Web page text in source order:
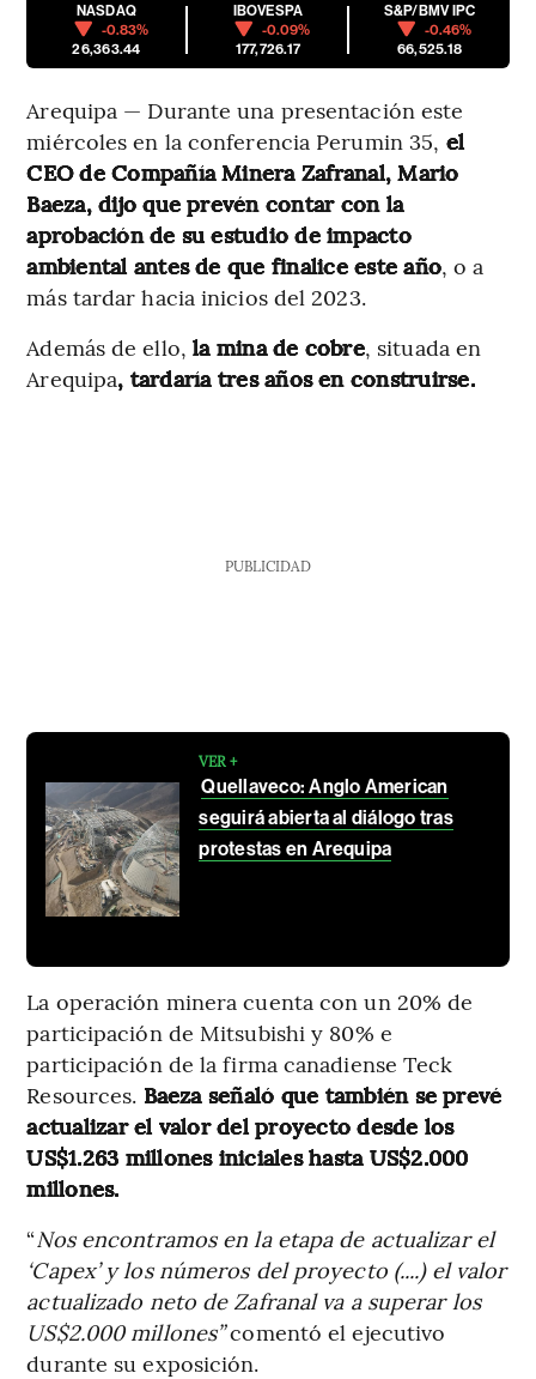
NASDAQ
-0.83%
26,363.44
IBOVESPA
-0.09%
177,726.17
S&P/BMV IPC
-0.46%
66,525.18
Arequipa — Durante una presentación este
miércoles en la conferencia Perumin 35, el
CEO de Compañía Minera Zafranal, Mario
Baeza, dijo que prevén contar con la
aprobación de su estudio de impacto
ambiental antes de que finalice este año, o a
más tardar hacia inicios del 2023.
Además de ello, la mina de cobre, situada en
Arequipa, tardaría tres años en construirse.
PUBLICIDAD
VER +
Quellaveco: Anglo American
seguirá abierta al diálogo tras
protestas en Arequipa
La operación minera cuenta con un 20% de
participación de Mitsubishi y 80% e
participación de la firma canadiense Teck
Resources. Baeza señaló que también se prevé
actualizar el valor del proyecto desde los
US$1.263 millones iniciales hasta US$2.000
millones.
“Nos encontramos en la etapa de actualizar el
‘Capex’ y los números del proyecto (....) el valor
actualizado neto de Zafranal va a superar los
US$2.000 millones”comentó el ejecutivo
durante su exposición.